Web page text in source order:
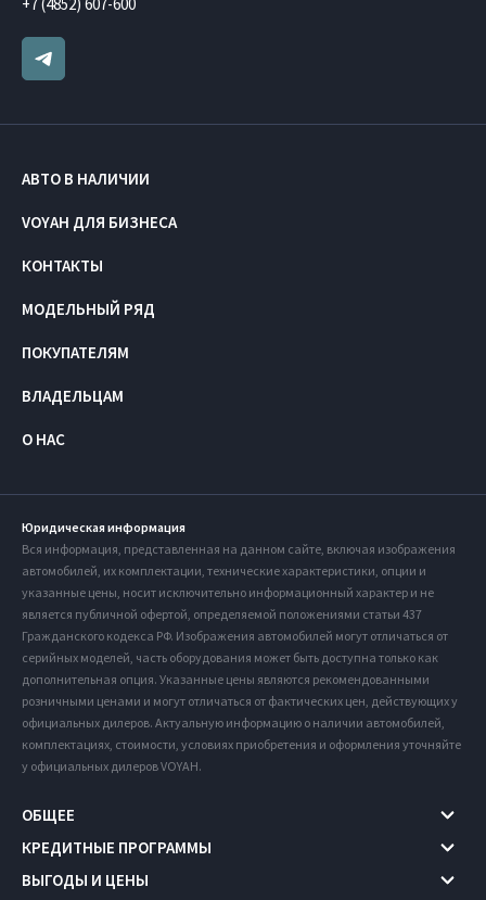
АВТО В НАЛИЧИИ
VOYAH ДЛЯ БИЗНЕСА
КОНТАКТЫ
МОДЕЛЬНЫЙ РЯД
ПОКУПАТЕЛЯМ
ВЛАДЕЛЬЦАМ
О НАС
Юридическая информация
Вся информация, представленная на данном сайте, включая изображения
автомобилей, их комплектации, технические характеристики, опции и
указанные цены, носит исключительно информационный характер и не
является публичной офертой, определяемой положениями статьи 437
Гражданского кодекса РФ. Изображения автомобилей могут отличаться от
серийных моделей, часть оборудования может быть доступна только как
дополнительная опция. Указанные цены являются рекомендованными
розничными ценами и могут отличаться от фактических цен, действующих у
официальных дилеров. Актуальную информацию о наличии автомобилей,
комплектациях, стоимости, условиях приобретения и оформления уточняйте
у официальных дилеров VOYAH.
ОБЩЕЕ
КРЕДИТНЫЕ ПРОГРАММЫ
ВЫГОДЫ И ЦЕНЫ